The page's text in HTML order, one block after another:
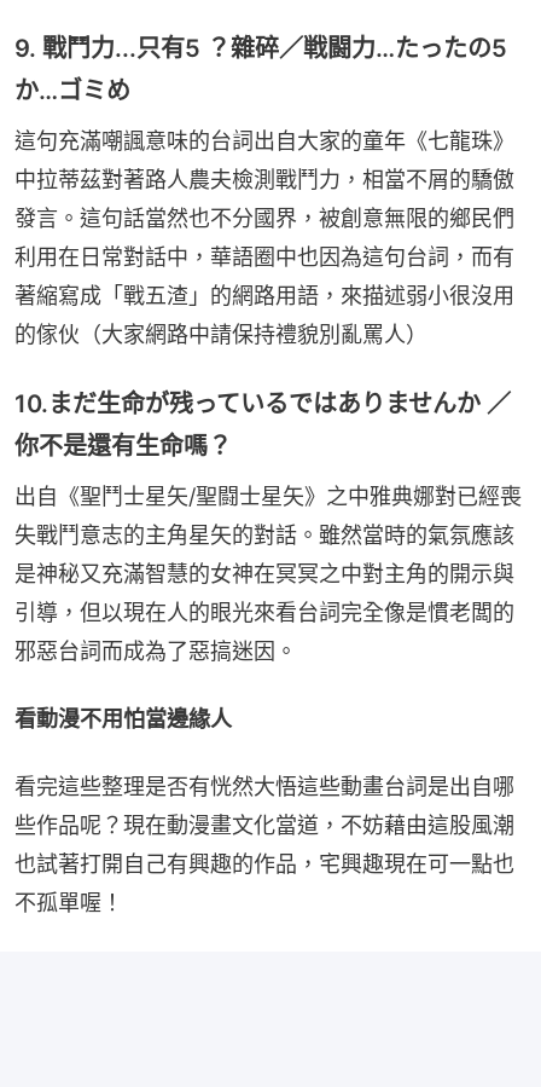
9. 戰鬥力...只有5 ？雜碎／戦闘力…たったの5
か…ゴミめ
這句充滿嘲諷意味的台詞出自大家的童年《七龍珠》
中拉蒂茲對著路人農夫檢測戰鬥力，相當不屑的驕傲
發言。這句話當然也不分國界，被創意無限的鄉民們
利用在日常對話中，華語圈中也因為這句台詞，而有
著縮寫成「戰五渣」的網路用語，來描述弱小很沒用
的傢伙（大家網路中請保持禮貌別亂罵人）
10.まだ生命が残っているではありませんか ／
你不是還有生命嗎？
出自《聖鬥士星矢/聖闘士星矢》之中雅典娜對已經喪
失戰鬥意志的主角星矢的對話。雖然當時的氣氛應該
是神秘又充滿智慧的女神在冥冥之中對主角的開示與
引導，但以現在人的眼光來看台詞完全像是慣老闆的
邪惡台詞而成為了惡搞迷因。
看動漫不用怕當邊緣人
看完這些整理是否有恍然大悟這些動畫台詞是出自哪
些作品呢？現在動漫畫文化當道，不妨藉由這股風潮
也試著打開自己有興趣的作品，宅興趣現在可一點也
不孤單喔！